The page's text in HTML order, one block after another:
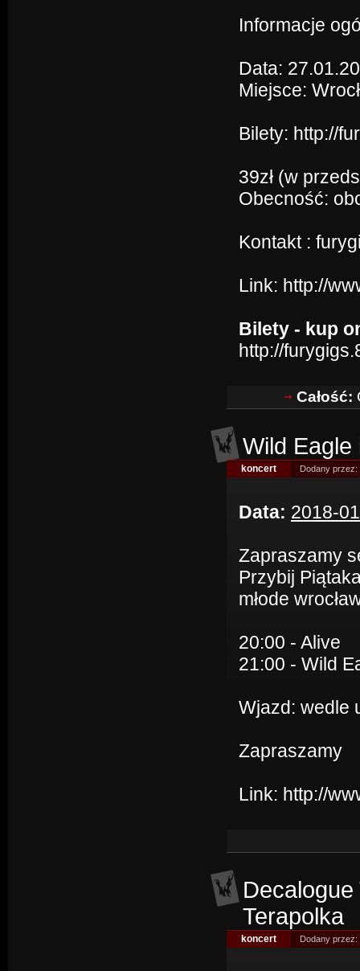
Informacje
Data:
Miejsce:
Bilety: http://
39zł (w
Obecność:
Kontakt :
Link: http://
Bilety - kup
http://
Całość:
Wild Eagle
koncert Dodany przez:
Data: 2018-
Zapraszamy
Przybij
młode
20:00 - Alive
21:00 - Wild
Wjazd: wedle
Zapraszamy
Link: http://
Terapolka
koncert Dodany przez: